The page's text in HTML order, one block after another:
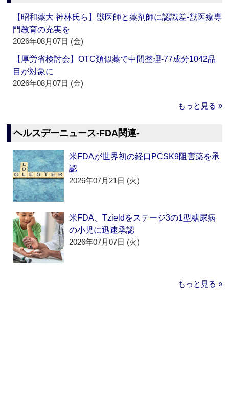
【昭和薬大 神林氏ら】獣医師と薬剤師に認識差‐獣医療専
門教育の充実を
2026年08月07日 (金)
【厚労省検討会】OTC類似薬で中間整理‐77成分1042品
目が対象に
2026年08月07日 (金)
もっと見る »
ヘルスデーニュース‐FDA関連‐
米FDAが世界初の経口PCSK9阻害薬を承
認
2026年07月21日 (火)
米FDA、Tzieldをステージ3の1型糖尿病
の小児に迅速承認
2026年07月07日 (火)
もっと見る »